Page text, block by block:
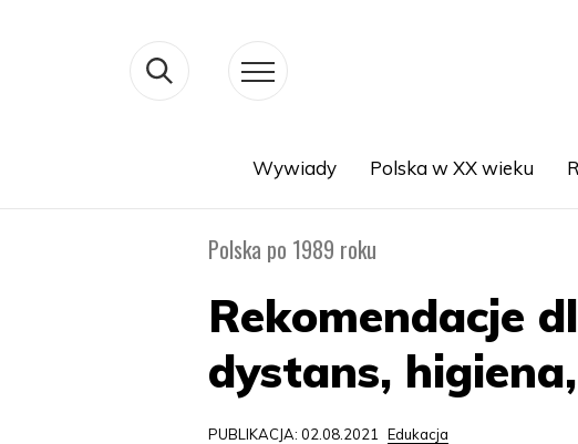
Wywiady Polska w XX wieku
Polska po 1989 roku
Rekomendacje
dystans,
PUBLIKACJA: 02.08.2021 Edukacja